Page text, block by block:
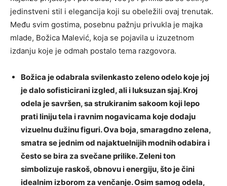
jedinstveni stil i elegancija koji su obeležili ovaj trenutak.
Među svim gostima, posebnu pažnju privukla je majka
mlade, Božica Malević, koja se pojavila u izuzetnom
izdanju koje je odmah postalo tema razgovora.
Božica je odabrala svilenkasto zeleno odelo koje joj
je dalo sofisticirani izgled, ali i luksuzan sjaj. Kroj
odela je savršen, sa strukiranim sakoom koji lepo
prati liniju tela i ravnim nogavicama koje dodaju
vizuelnu dužinu figuri. Ova boja, smaragdno zelena,
smatra se jednim od najaktuelnijih modnih odabira i
često se bira za svečane prilike. Zeleni ton
simbolizuje raskoš, obnovu i energiju, što je čini
idealnim izborom za venčanje. Osim samog odela,